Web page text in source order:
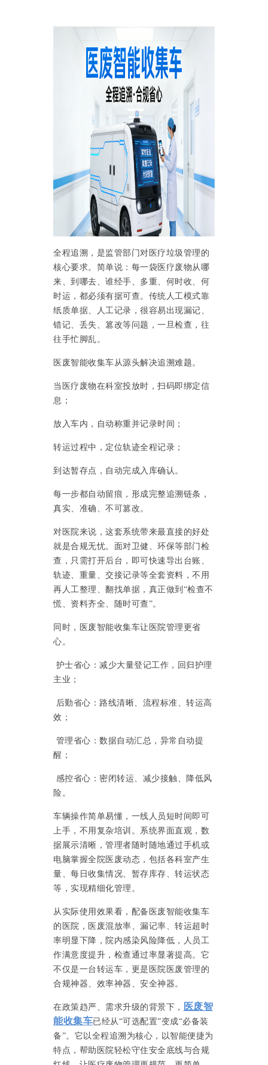
全程追溯，是监管部门对医疗垃圾管理的
核心要求。简单说：每一袋医疗废物从哪
来、到哪去、谁经手、多重、何时收、何
时运，都必须有据可查。传统人工模式靠
纸质单据、人工记录，很容易出现漏记、
错记、丢失、篡改等问题，一旦检查，往
往手忙脚乱。
医废智能收集车从源头解决追溯难题。
当医疗废物在科室投放时，扫码即绑定信
息；
放入车内，自动称重并记录时间；
转运过程中，定位轨迹全程记录；
到达暂存点，自动完成入库确认。
每一步都自动留痕，形成完整追溯链条，
真实、准确、不可篡改。
对医院来说，这套系统带来最直接的好处
就是合规无忧。面对卫健、环保等部门检
查，只需打开后台，即可快速导出台账、
轨迹、重量、交接记录等全套资料，不用
再人工整理、翻找单据，真正做到 “检查不
慌、资料齐全、随时可查”。
同时，医废智能收集车让医院管理更省
心。
护士省心：减少大量登记工作，回归护理
主业；
后勤省心：路线清晰、流程标准、转运高
效；
管理省心：数据自动汇总，异常自动提
醒；
感控省心：密闭转运、减少接触、降低风
险。
车辆操作简单易懂，一线人员短时间即可
上手，不用复杂培训。系统界面直观，数
据展示清晰，管理者随时随地通过手机或
电脑掌握全院医废动态，包括各科室产生
量、每日收集情况、暂存库存、转运状态
等，实现精细化管理。
从实际使用效果看，配备医废智能收集车
的医院，医废混放率、漏记率、转运超时
率明显下降，院内感染风险降低，人员工
作满意度提升，检查通过率显著提高。它
不仅是一台转运车，更是医院医废管理的
合规神器、效率神器、安全神器。
在政策趋严、需求升级的背景下，
医废智
能收集车已经从“可选配置”变成“必备装
备”。它以全程追溯为核心，以智能便捷为
特点，帮助医院轻松守住安全底线与合规